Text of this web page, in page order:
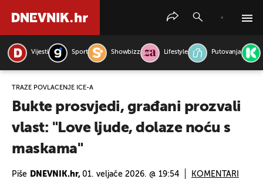
Vijesti Sport Showbizz Lifestyle Putovanja
TRAŽE POVLAČENJE ICE-A
Bukte prosvjedi, građani prozvali
vlast: "Love ljude, dolaze noću s
maskama"
Piše DNEVNIK.hr, 01. veljače 2026. @ 19:54 KOMENTARI
PRETRAŽITE VIJESTI